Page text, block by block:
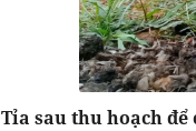
Tỉa sau thu hoạch